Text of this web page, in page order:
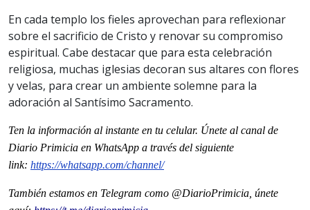
En cada templo los fieles aprovechan para reflexionar
sobre el sacrificio de Cristo y renovar su compromiso
espiritual. Cabe destacar que para esta celebración
religiosa, muchas iglesias decoran sus altares con flores
y velas, para crear un ambiente solemne para la
adoración al Santísimo Sacramento.
Ten la información al instante en tu celular. Únete al canal de
Diario Primicia en WhatsApp a través del siguiente
link: https://whatsapp.com/channel/
También estamos en Telegram como @DiarioPrimicia, únete